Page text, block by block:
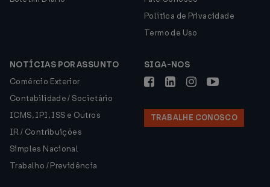
Política de Privacidade
Termo de Uso
NOTÍCIAS POR ASSUNTO
Comércio Exterior
Contabilidade / Societário
ICMS, IPI, ISS e Outros
IR / Contribuições
Simples Nacional
Trabalho / Previdência
SIGA-NOS
TRABALHE CONOSCO